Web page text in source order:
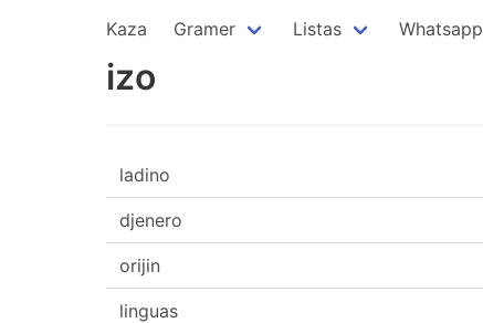
Kaza Gramer Listas Whatsapp
izo
ladino
djenero
orijin
linguas